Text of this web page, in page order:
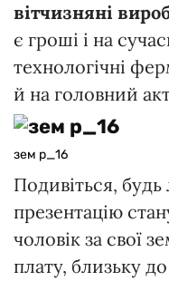
вітчизняні
є гроші і на
технологічні
й на головний
зем р_16
Подивіться,
презентацію
чоловік за свої
плату, близьку